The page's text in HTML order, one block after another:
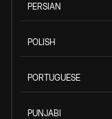
PERSIAN
POLISH
PORTUGUESE
PUNJABI